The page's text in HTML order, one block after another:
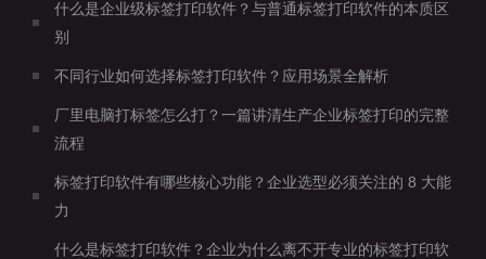
什么是企业级标签打印软件？与普通标签打印软件的本质区
别
不同行业如何选择标签打印软件？应用场景全解析
厂里电脑打标签怎么打？一篇讲清生产企业标签打印的完整
流程
标签打印软件有哪些核心功能？企业选型必须关注的 8 大能
力
什么是标签打印软件？企业为什么离不开专业的标签打印软